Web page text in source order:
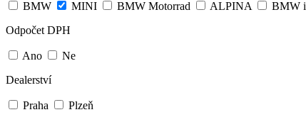
BMW MINI BMW Motorrad ALPINA BMW i
Odpočet DPH
Ano
Ne
Dealerství
Praha
Plzeň